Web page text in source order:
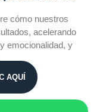
cómo nuestros
acelerando
emocionalidad, y
AQUÍ